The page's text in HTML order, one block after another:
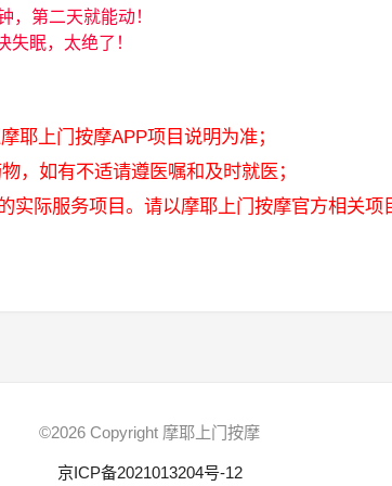
，第二天就能动！
失眠，太绝了！
耶上门按摩APP项目说明为准；
，如有不适请遵医嘱和及时就医；
实际服务项目。请以摩耶上门按摩官方相关项
©2026 Copyright 摩耶上门按摩
京ICP备2021013204号-12